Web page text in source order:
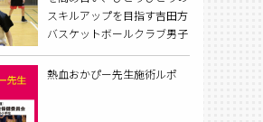
スキルアップを目指す吉田方
バスケットボールクラブ男子
熱血おかぴー先生施術ルポ